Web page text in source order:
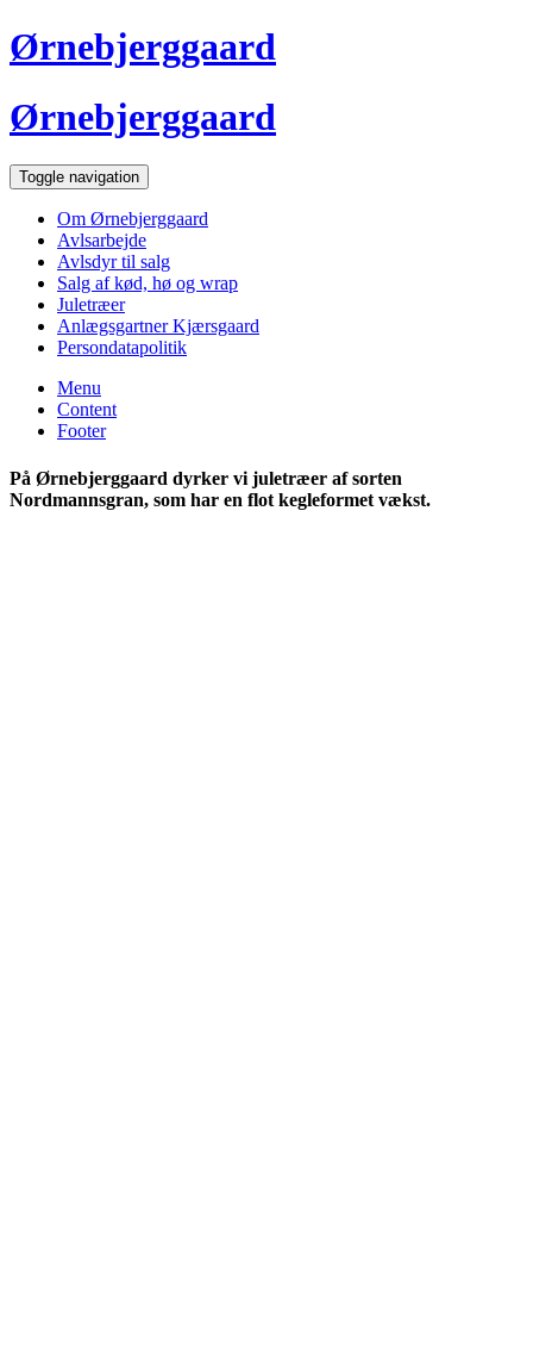
Ørnebjerggaard
Ørnebjerggaard
Toggle navigation
Om Ørnebjerggaard
Avlsarbejde
Avlsdyr til salg
Salg af kød, hø og wrap
Juletræer
Anlægsgartner Kjærsgaard
Persondatapolitik
Menu
Content
Footer
På Ørnebjerggaard dyrker vi juletræer af sorten
Nordmannsgran, som har en flot kegleformet vækst.